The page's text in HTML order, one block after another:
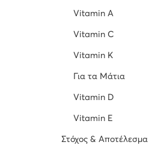
Vitamin A
Vitamin C
Vitamin K
Για τα Μάτια
Vitamin D
Vitamin E
Στόχος & Αποτέλεσμα